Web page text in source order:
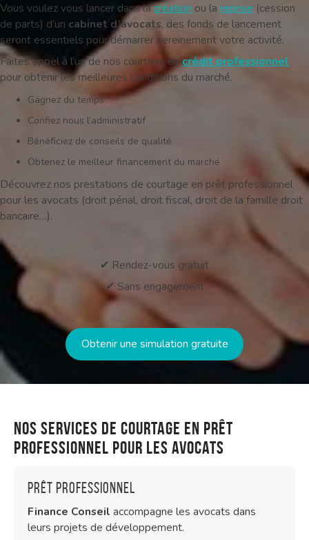
Vous voulez vous lancer dans lacréation ou la reprise (cession
de parts) d’un cabinet d’avocats, des fonds de lancement
seront essentiels pour démarrer sereinement votre activité.
Faites appel à l’un de nos courtiers encrédit professionnel
pour obtenir les meilleures conditions du marché.
Gagnez du temps
Confiez nous l’administratif
Bénéficiez de conseils de qualité
Obtenez le meilleur financement du marché
Découvrez nos prestations de courtage en prêt professionnel
pour les avocats (droit pénal, droit fiscal, droit de la famille droit
bancaire…).
✔ Rendez-vous gratuit
✔ Sans engagement
Obtenir une simulation gratuite
Nos services de courtage en prêt
professionnel pour les avocats
Prêt professionnel
Finance Conseil accompagne les avocats dans
leurs projets de développement.